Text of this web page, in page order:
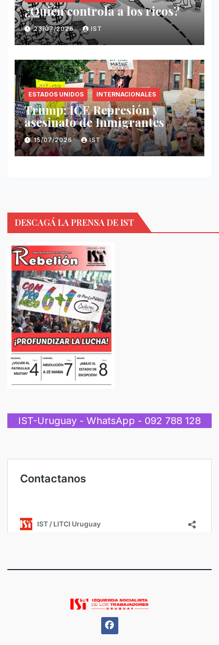
¿Quién controla a los ricos?
23/07/2026 IST
ESTADOS UNIDOS INTERNACIONALES
Trump: ICE Represión y
asesinato de Inmigrantes
15/07/2026 IST
DESCAGÁ LA PRENSA DE IST
IST-Uruguay - WhatsApp - 092 788 128